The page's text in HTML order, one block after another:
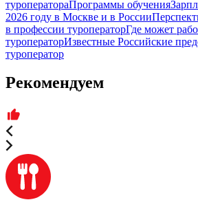
туроператораПрограммы обучения
2026 году в Москве и в России
в профессии туроператорГде может
туроператорИзвестные Российские
туроператор
Рекомендуем